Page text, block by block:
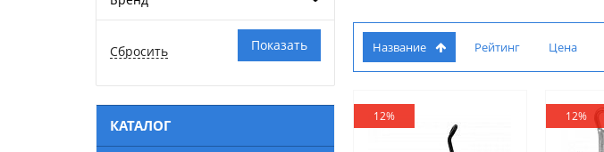
КАТАЛОГ
Название Рейтинг Цена
12% 12%